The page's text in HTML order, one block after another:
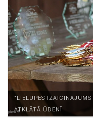
"LIELUPES
ATKLĀTĀ ŪDENĪ